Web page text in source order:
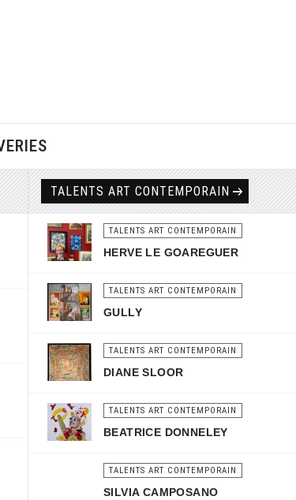
TALENTS ART CONTEMPORAIN
TALENTS ART CONTEMPORAIN
HERVE LE GOAREGUER
TALENTS ART CONTEMPORAIN
GULLY
TALENTS ART CONTEMPORAIN
DIANE SLOOR
TALENTS ART CONTEMPORAIN
BEATRICE DONNELEY
TALENTS ART CONTEMPORAIN
SILVIA CAMPOSANO